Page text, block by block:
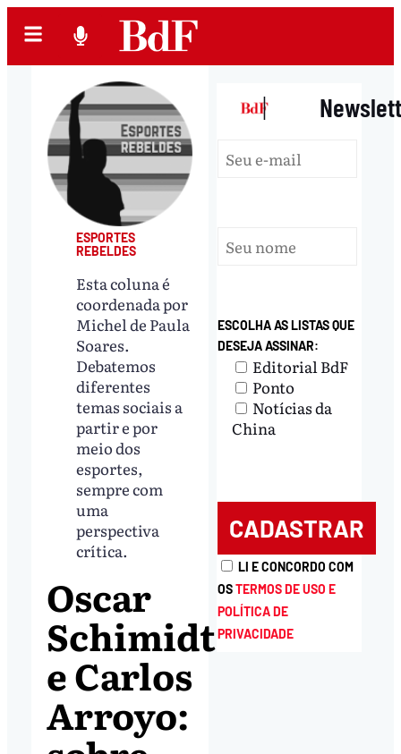
ESPORTES
REBELDES
Esta coluna é
coordenada por
Michel de Paula
Soares.
Debatemos
diferentes
temas sociais a
partir e por
meio dos
esportes,
sempre com
uma
perspectiva
crítica.
Oscar
Schimidt
e Carlos
Arroyo:
|
ESCOLHA AS LISTAS QUE
DESEJA ASSINAR:
Editorial BdF
Ponto
Notícias da
China
LI E CONCORDO COM
OSTERMOS DE USO E
POLÍTICA DE
PRIVACIDADE